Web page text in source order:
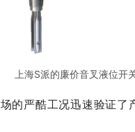
上海S派的廉价音叉液位开
严酷工况迅速验证了